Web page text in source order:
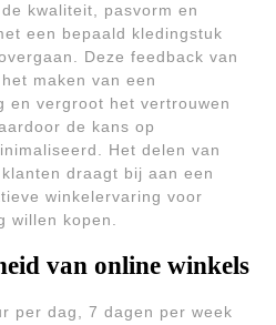
kwaliteit, pasvorm en
een bepaald kledingstuk
Deze feedback van
maken van een
en vergroot het vertrouwen
de kans op
Het delen van
draagt bij aan een
winkelervaring voor
willen kopen.
van online winkels
per dag, 7 dagen per week